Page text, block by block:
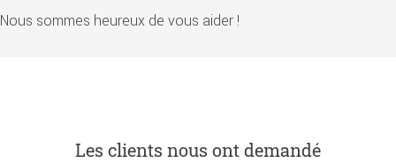
Nous sommes heureux de vous aider !
Les clients nous ont demandé